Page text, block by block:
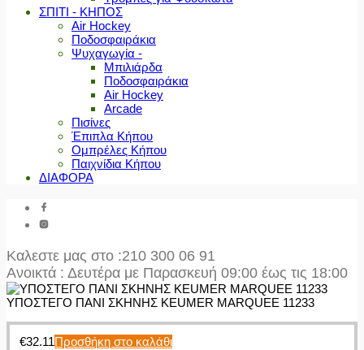
ΣΠΙΤΙ - ΚΗΠΟΣ
Air Hockey
Ποδοσφαιράκια
Ψυχαγωγία -
Μπιλιάρδα
Ποδοσφαιράκια
Air Hockey
Arcade
Πισίνες
Έπιπλα Κήπου
Ομπρέλες Κήπου
Παιχνίδια Κήπου
ΔΙΑΦΟΡΑ
Καλεστε μας στο :210 300 06 91
Ανοικτά : Δευτέρα με Παρασκευή 09:00 έως τις 18:00
ΥΠΟΣΤΕΓΟ ΠΑΝΙ ΣΚΗΝΗΣ KEUMER MARQUEE 11233
€32.11Προσθήκη στο καλάθι